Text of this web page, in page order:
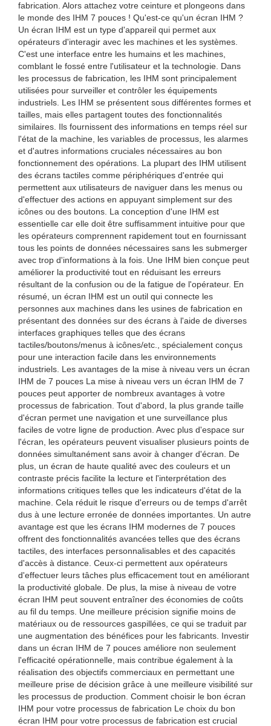
fabrication. Alors attachez votre ceinture et plongeons dans
le monde des IHM 7 pouces ! Qu'est-ce qu'un écran IHM ?
Un écran IHM est un type d'appareil qui permet aux
opérateurs d'interagir avec les machines et les systèmes.
C'est une interface entre les humains et les machines,
comblant le fossé entre l'utilisateur et la technologie. Dans
les processus de fabrication, les IHM sont principalement
utilisées pour surveiller et contrôler les équipements
industriels. Les IHM se présentent sous différentes formes et
tailles, mais elles partagent toutes des fonctionnalités
similaires. Ils fournissent des informations en temps réel sur
l'état de la machine, les variables de processus, les alarmes
et d'autres informations cruciales nécessaires au bon
fonctionnement des opérations. La plupart des IHM utilisent
des écrans tactiles comme périphériques d'entrée qui
permettent aux utilisateurs de naviguer dans les menus ou
d'effectuer des actions en appuyant simplement sur des
icônes ou des boutons. La conception d'une IHM est
essentielle car elle doit être suffisamment intuitive pour que
les opérateurs comprennent rapidement tout en fournissant
tous les points de données nécessaires sans les submerger
avec trop d'informations à la fois. Une IHM bien conçue peut
améliorer la productivité tout en réduisant les erreurs
résultant de la confusion ou de la fatigue de l'opérateur. En
résumé, un écran IHM est un outil qui connecte les
personnes aux machines dans les usines de fabrication en
présentant des données sur des écrans à l'aide de diverses
interfaces graphiques telles que des écrans
tactiles/boutons/menus à icônes/etc., spécialement conçus
pour une interaction facile dans les environnements
industriels. Les avantages de la mise à niveau vers un écran
IHM de 7 pouces La mise à niveau vers un écran IHM de 7
pouces peut apporter de nombreux avantages à votre
processus de fabrication. Tout d'abord, la plus grande taille
d'écran permet une navigation et une surveillance plus
faciles de votre ligne de production. Avec plus d'espace sur
l'écran, les opérateurs peuvent visualiser plusieurs points de
données simultanément sans avoir à changer d'écran. De
plus, un écran de haute qualité avec des couleurs et un
contraste précis facilite la lecture et l'interprétation des
informations critiques telles que les indicateurs d'état de la
machine. Cela réduit le risque d'erreurs ou de temps d'arrêt
dus à une lecture erronée de données importantes. Un autre
avantage est que les écrans IHM modernes de 7 pouces
offrent des fonctionnalités avancées telles que des écrans
tactiles, des interfaces personnalisables et des capacités
d'accès à distance. Ceux-ci permettent aux opérateurs
d'effectuer leurs tâches plus efficacement tout en améliorant
la productivité globale. De plus, la mise à niveau de votre
écran IHM peut souvent entraîner des économies de coûts
au fil du temps. Une meilleure précision signifie moins de
matériaux ou de ressources gaspillées, ce qui se traduit par
une augmentation des bénéfices pour les fabricants. Investir
dans un écran IHM de 7 pouces améliore non seulement
l'efficacité opérationnelle, mais contribue également à la
réalisation des objectifs commerciaux en permettant une
meilleure prise de décision grâce à une meilleure visibilité sur
les processus de production. Comment choisir le bon écran
IHM pour votre processus de fabrication Le choix du bon
écran IHM pour votre processus de fabrication est crucial